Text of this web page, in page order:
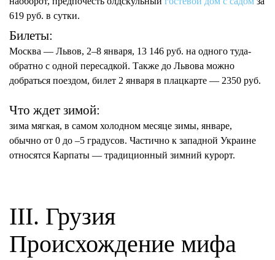
619 руб. в сутки.
Билеты:
Москва — Львов, 2–8 января, 13 146 руб. на одного туда-
обратно с одной пересадкой. Также до Львова можно
добраться поездом, билет 2 января в плацкарте — 2350 руб.
Что ждет зимой:
зима мягкая, в самом холодном месяце зимы, январе,
обычно от 0 до –5 градусов. Частично к западной Украине
относятся Карпаты — традиционный зимний курорт.
III. Грузия
Происхождение мифа